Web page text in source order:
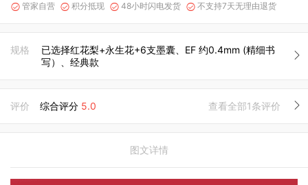
 管家自营  积分抵现  48小时闪电发货  不支持7天无理由退货
规格
已选择红花梨+永生花+6支墨囊、EF 约0.4mm (精细书
写）、经典款
评价 综合评分 5.0 查看全部1条评价
图文详情